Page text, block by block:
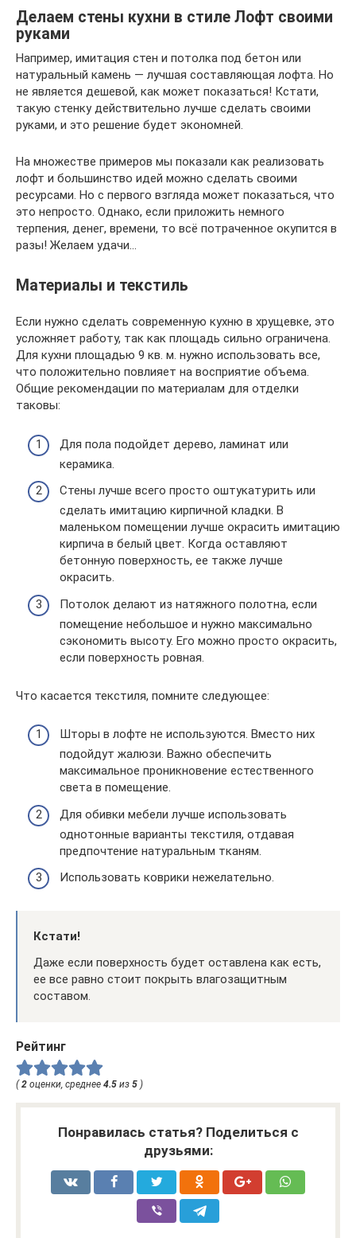
Делаем стены кухни в стиле Лофт своими
руками
Например, имитация стен и потолка под бетон или
натуральный камень — лучшая составляющая лофта. Но
не является дешевой, как может показаться! Кстати,
такую стенку действительно лучше сделать своими
руками, и это решение будет экономней.
На множестве примеров мы показали как реализовать
лофт и большинство идей можно сделать своими
ресурсами. Но с первого взгляда может показаться, что
это непросто. Однако, если приложить немного
терпения, денег, времени, то всё потраченное окупится в
разы! Желаем удачи…
Материалы и текстиль
Если нужно сделать современную кухню в хрущевке, это
усложняет работу, так как площадь сильно ограничена.
Для кухни площадью 9 кв. м. нужно использовать все,
что положительно повлияет на восприятие объема.
Общие рекомендации по материалам для отделки
таковы:
Для пола подойдет дерево, ламинат или
керамика.
Стены лучше всего просто оштукатурить или
сделать имитацию кирпичной кладки. В
маленьком помещении лучше окрасить имитацию
кирпича в белый цвет. Когда оставляют
бетонную поверхность, ее также лучше
окрасить.
Потолок делают из натяжного полотна, если
помещение небольшое и нужно максимально
сэкономить высоту. Его можно просто окрасить,
если поверхность ровная.
Что касается текстиля, помните следующее:
Шторы в лофте не используются. Вместо них
подойдут жалюзи. Важно обеспечить
максимальное проникновение естественного
света в помещение.
Для обивки мебели лучше использовать
однотонные варианты текстиля, отдавая
предпочтение натуральным тканям.
Использовать коврики нежелательно.
Кстати!
Даже если поверхность будет оставлена как есть,
ее все равно стоит покрыть влагозащитным
составом.
Рейтинг
( 2 оценки, среднее 4.5 из 5 )
Понравилась статья? Поделиться с
друзьями: